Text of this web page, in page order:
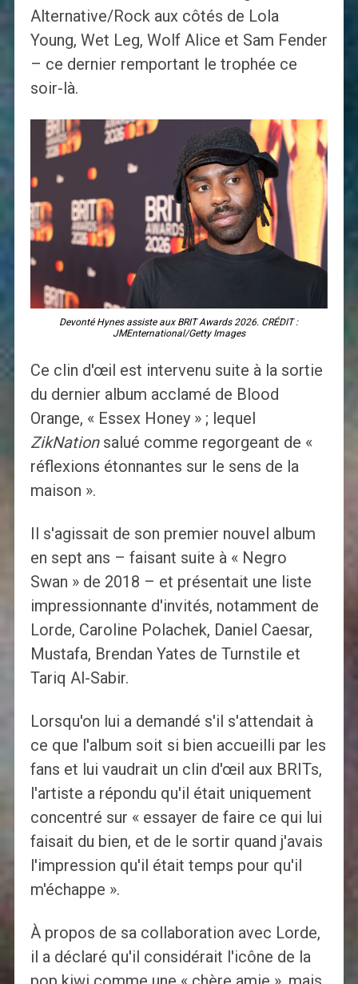
Alternative/Rock aux côtés de Lola
Young, Wet Leg, Wolf Alice et Sam Fender
– ce dernier remportant le trophée ce
soir-là.
Devonté Hynes assiste aux BRIT Awards 2026. CRÉDIT :
JMEnternational/Getty Images
Ce clin d'œil est intervenu suite à la sortie
du dernier album acclamé de Blood
Orange, « Essex Honey » ; lequel
ZikNationsalué comme regorgeant de «
réflexions étonnantes sur le sens de la
maison ».
Il s'agissait de son premier nouvel album
en sept ans – faisant suite à « Negro
Swan » de 2018 – et présentait une liste
impressionnante d'invités, notamment de
Lorde, Caroline Polachek, Daniel Caesar,
Mustafa, Brendan Yates de Turnstile et
Tariq Al-Sabir.
Lorsqu'on lui a demandé s'il s'attendait à
ce que l'album soit si bien accueilli par les
fans et lui vaudrait un clin d'œil aux BRITs,
l'artiste a répondu qu'il était uniquement
concentré sur « essayer de faire ce qui lui
faisait du bien, et de le sortir quand j'avais
l'impression qu'il était temps pour qu'il
m'échappe ».
À propos de sa collaboration avec Lorde,
il a déclaré qu'il considérait l'icône de la